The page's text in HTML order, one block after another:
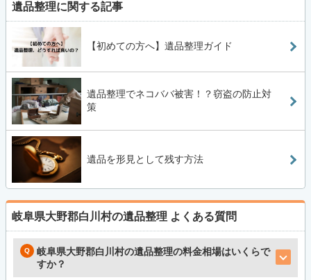
遺品整理に関する記事
【初めての方へ】遺品整理ガイド
遺品整理でネコババ被害！？窃盗の防止対
策
遺品を形見として残す方法
岐阜県大野郡白川村の遺品整理 よくある質問
岐阜県大野郡白川村の遺品整理の料金相場はいくらで
すか？